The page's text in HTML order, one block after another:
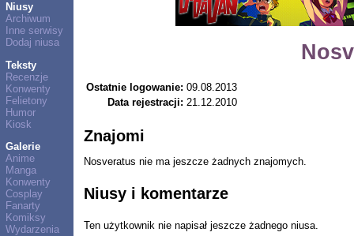
Niusy
Archiwum
Inne serwisy
Dodaj niusa
Teksty
Recenzje
Konwenty
Felietony
Humor
Kiosk
Galerie
Anime
Manga
Konwenty
Cosplay
Fanarty
Komiksy
Wydarzenia
Ostatnie logowanie: 09.08.2013
Data rejestracji: 21.12.2010
Znajomi
Nosveratus nie ma jeszcze żadnych znajomych.
Niusy i komentarze
Ten użytkownik nie napisał jeszcze żadnego niusa.